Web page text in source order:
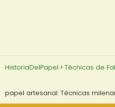
HistoriaDelPapel Técnicas de
papel artesanal: Técnicas